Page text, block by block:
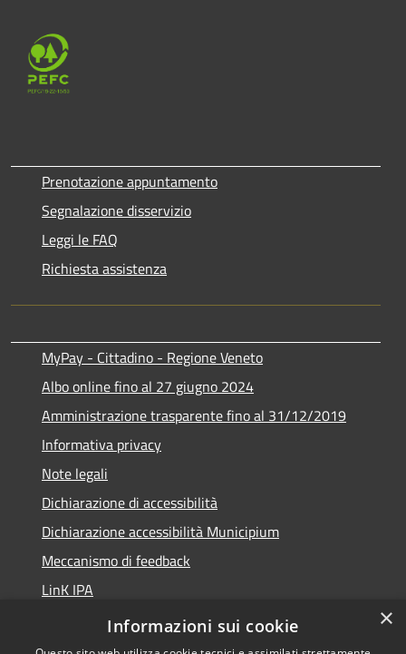
Prenotazione appuntamento
Segnalazione disservizio
Leggi le FAQ
Richiesta assistenza
MyPay - Cittadino - Regione Veneto
Albo online fino al 27 giugno 2024
Amministrazione trasparente fino al 31/12/2019
Informativa privacy
Note legali
Dichiarazione di accessibilità
Dichiarazione accessibilità Municipium
Meccanismo di feedback
LinK IPA
Social media policy
×
Informazioni sui cookie